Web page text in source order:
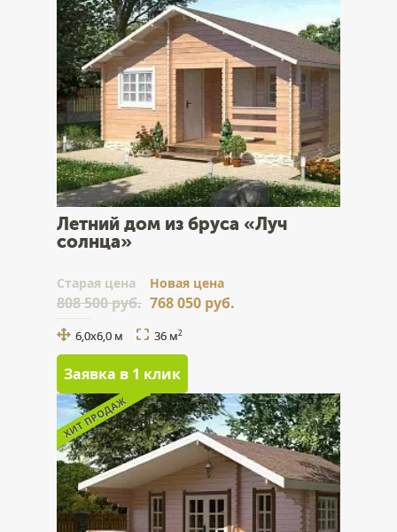
Летний дом из бруса «Луч
солнца»
Cтарая цена
808 500 руб.
Новая цена
768 050 руб.
6,0х6,0 м 36 м2
Заявка в 1 клик